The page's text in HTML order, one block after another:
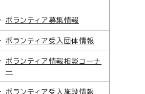
ボランティア募集情報
ボランティア受入団体情報
ボランティア情報相談コーナ
ー
ボランティア受入施設情報